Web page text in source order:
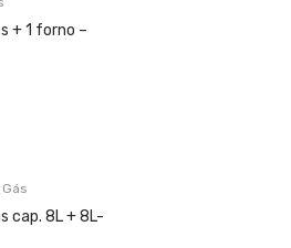
+ 1 forno –
cap. 8L + 8L-